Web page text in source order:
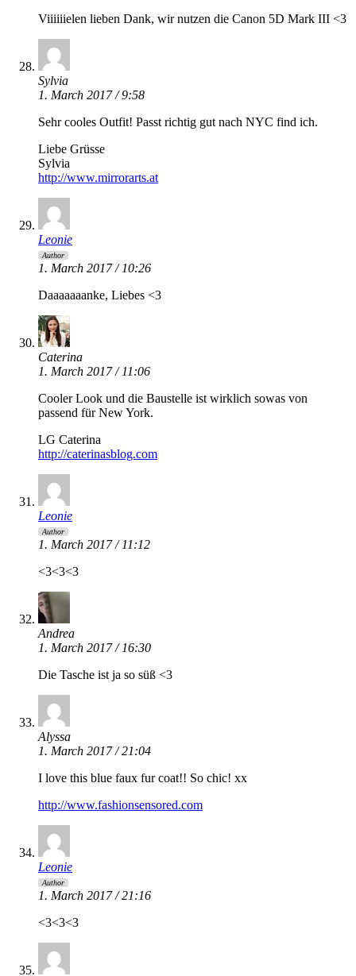
Viiiiiielen lieben Dank, wir nutzen die Canon 5D Mark III <3
Sylvia
1. March 2017 / 9:58
Sehr cooles Outfit! Passt richtig gut nach NYC find ich.
Liebe Grüsse
Sylvia
http://www.mirrorarts.at
Leonie
Author
1. March 2017 / 10:26
Daaaaaaanke, Liebes <3
Caterina
1. March 2017 / 11:06
Cooler Look und die Baustelle ist wirklich sowas von
passend für New York.
LG Caterina
http://caterinasblog.com
Leonie
Author
1. March 2017 / 11:12
<3<3<3
Andrea
1. March 2017 / 16:30
Die Tasche ist ja so süß <3
Alyssa
1. March 2017 / 21:04
I love this blue faux fur coat!! So chic! xx
http://www.fashionsensored.com
Leonie
Author
1. March 2017 / 21:16
<3<3<3